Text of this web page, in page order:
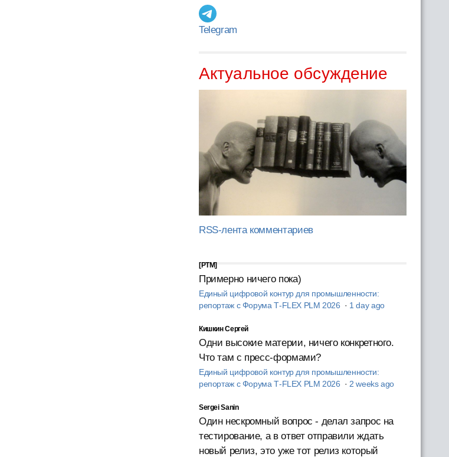
Telegram
Актуальное обсуждение
RSS-лента комментариев
[PTM]
Примерно ничего пока)
Единый цифровой контур для промышленности:
репортаж с Форума T‑FLEX PLM 2026 · 1 day ago
Кишкин Сергей
Одни высокие материи, ничего конкретного.
Что там с пресс-формами?
Единый цифровой контур для промышленности:
репортаж с Форума T‑FLEX PLM 2026 · 2 weeks ago
Sergei Sanin
Один нескромный вопрос - делал запрос на
тестирование, а в ответ отправили ждать
новый релиз, это уже тот релиз который